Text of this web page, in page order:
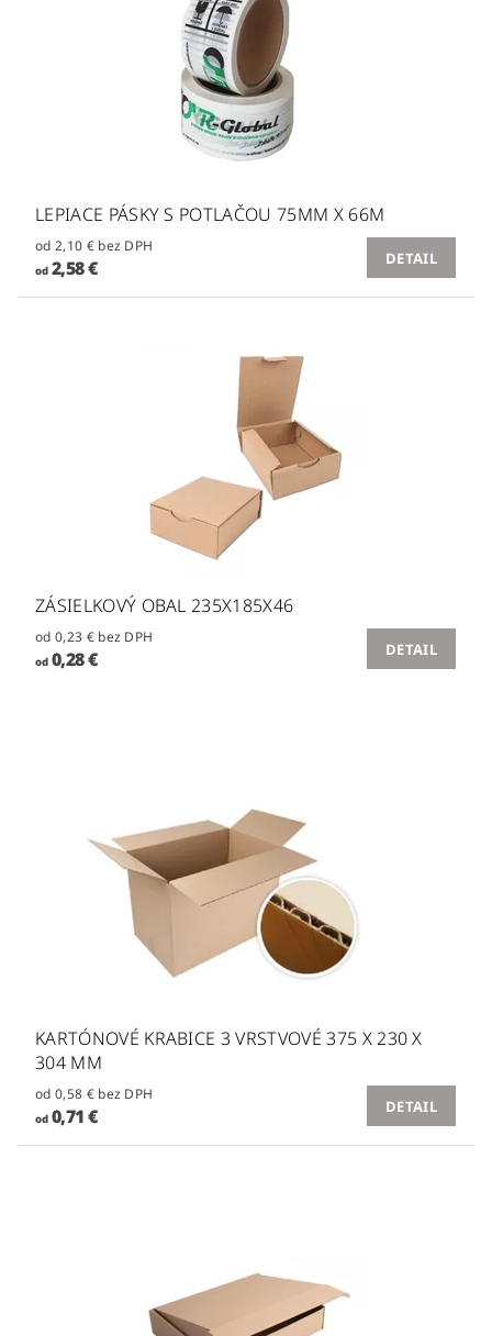
LEPIACE PÁSKY S POTLAČOU 75MM X 66M
od 2,10 € bez DPH
od2,58 € DETAIL
ZÁSIELKOVÝ OBAL 235X185X46
od 0,23 € bez DPH
od0,28 € DETAIL
KARTÓNOVÉ KRABICE 3 VRSTVOVÉ 375 X 230 X
304 MM
od 0,58 € bez DPH
od0,71 € DETAIL